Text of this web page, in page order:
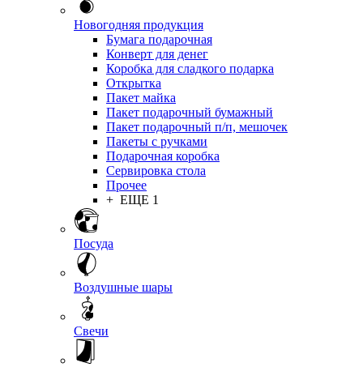
Новогодняя продукция
Бумага подарочная
Конверт для денег
Коробка для сладкого подарка
Открытка
Пакет майка
Пакет подарочный бумажный
Пакет подарочный п/п, мешочек
Пакеты с ручками
Подарочная коробка
Сервировка стола
Прочее
+ ЕЩЕ 1
Посуда
Воздушные шары
Свечи